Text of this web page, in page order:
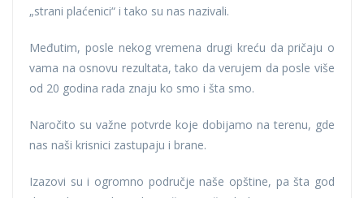
„strani plaćenici“ i tako su nas nazivali.
Međutim, posle nekog vremena drugi kreću da pričaju o
vama na osnovu rezultata, tako da verujem da posle više
od 20 godina rada znaju ko smo i šta smo.
Naročito su važne potvrde koje dobijamo na terenu, gde
nas naši krisnici zastupaju i brane.
Izazovi su i ogromno područje naše opštine, pa šta god